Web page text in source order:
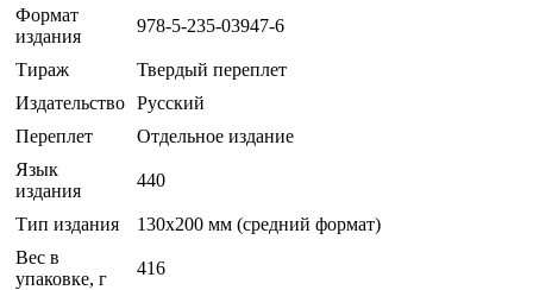
Формат
издания
978-5-235-03947-6
Тираж
Твердый переплет
Издательство Русский
Переплет
Отдельное издание
Язык
издания
440
Тип издания
130х200 мм (средний формат)
Вес в
упаковке, г
416